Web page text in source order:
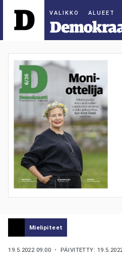
ALUEET
Mielipiteet
19.5.2022 09:00 ・ PÄIVITETTY: